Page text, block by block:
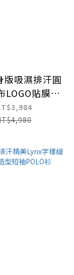
版吸濕排汗圓
LOGO貼膜造
袖POLO衫